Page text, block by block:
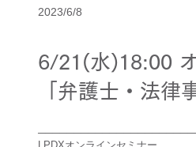
2023/6/8
6/21(水)18:00
「弁護士・法律